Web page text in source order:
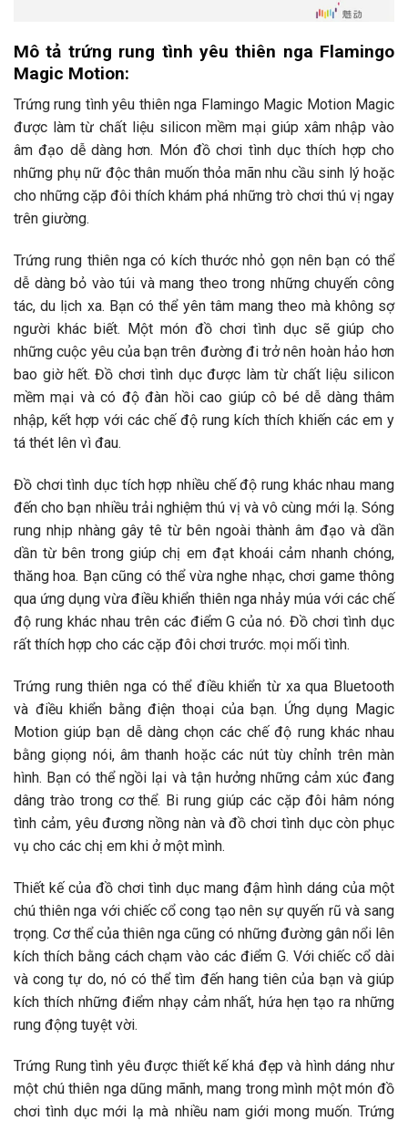
Mô tả trứng rung tình yêu thiên nga Flamingo
Magic Motion:
Trứng rung tình yêu thiên nga Flamingo Magic Motion Magic
được làm từ chất liệu silicon mềm mại giúp xâm nhập vào
âm đạo dễ dàng hơn. Món đồ chơi tình dục thích hợp cho
những phụ nữ độc thân muốn thỏa mãn nhu cầu sinh lý hoặc
cho những cặp đôi thích khám phá những trò chơi thú vị ngay
trên giường.
Trứng rung thiên nga có kích thước nhỏ gọn nên bạn có thể
dễ dàng bỏ vào túi và mang theo trong những chuyến công
tác, du lịch xa. Bạn có thể yên tâm mang theo mà không sợ
người khác biết. Một món đồ chơi tình dục sẽ giúp cho
những cuộc yêu của bạn trên đường đi trở nên hoàn hảo hơn
bao giờ hết. Đồ chơi tình dục được làm từ chất liệu silicon
mềm mại và có độ đàn hồi cao giúp cô bé dễ dàng thâm
nhập, kết hợp với các chế độ rung kích thích khiến các em y
tá thét lên vì đau.
Đồ chơi tình dục tích hợp nhiều chế độ rung khác nhau mang
đến cho bạn nhiều trải nghiệm thú vị và vô cùng mới lạ. Sóng
rung nhịp nhàng gây tê từ bên ngoài thành âm đạo và dần
dần từ bên trong giúp chị em đạt khoái cảm nhanh chóng,
thăng hoa. Bạn cũng có thể vừa nghe nhạc, chơi game thông
qua ứng dụng vừa điều khiển thiên nga nhảy múa với các chế
độ rung khác nhau trên các điểm G của nó. Đồ chơi tình dục
rất thích hợp cho các cặp đôi chơi trước. mọi mối tình.
Trứng rung thiên nga có thể điều khiển từ xa qua Bluetooth
và điều khiển bằng điện thoại của bạn. Ứng dụng Magic
Motion giúp bạn dễ dàng chọn các chế độ rung khác nhau
bằng giọng nói, âm thanh hoặc các nút tùy chỉnh trên màn
hình. Bạn có thể ngồi lại và tận hưởng những cảm xúc đang
dâng trào trong cơ thể. Bi rung giúp các cặp đôi hâm nóng
tình cảm, yêu đương nồng nàn và đồ chơi tình dục còn phục
vụ cho các chị em khi ở một mình.
Thiết kế của đồ chơi tình dục mang đậm hình dáng của một
chú thiên nga với chiếc cổ cong tạo nên sự quyến rũ và sang
trọng. Cơ thể của thiên nga cũng có những đường gân nổi lên
kích thích bằng cách chạm vào các điểm G. Với chiếc cổ dài
và cong tự do, nó có thể tìm đến hang tiên của bạn và giúp
kích thích những điểm nhạy cảm nhất, hứa hẹn tạo ra những
rung động tuyệt vời.
Trứng Rung tình yêu được thiết kế khá đẹp và hình dáng như
một chú thiên nga dũng mãnh, mang trong mình một món đồ
chơi tình dục mới lạ mà nhiều nam giới mong muốn. Trứng